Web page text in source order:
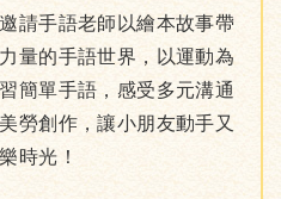
請手語老師以繪本故事帶
量的手語世界，以運動為
簡單手語，感受多元溝通
勞創作，讓小朋友動手又
時光！